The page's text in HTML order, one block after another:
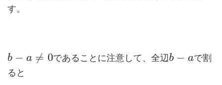
す。
b − a ≠ 0であることに注意して、全辺b − aで割
ると